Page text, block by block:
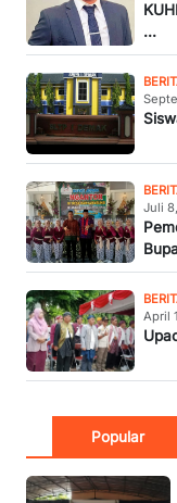
...
Juli
April
Popular